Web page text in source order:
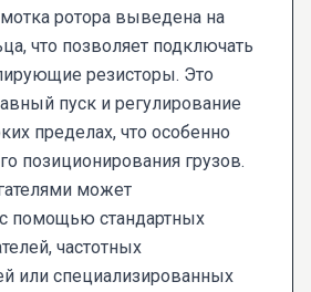
ротора выведена на
что позволяет подключать
резисторы. Это
пуск и регулирование
пределах, что особенно
позиционирования грузов.
может
помощью стандартных
частотных
или специализированных